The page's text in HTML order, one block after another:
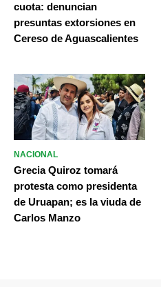
cuota: denuncian
presuntas extorsiones en
Cereso de Aguascalientes
NACIONAL
Grecia Quiroz tomará
protesta como presidenta
de Uruapan; es la viuda de
Carlos Manzo